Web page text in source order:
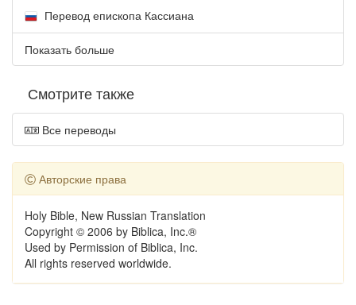
Перевод епископа Кассиана
Показать больше
Смотрите также
Все переводы
Авторские права
Holy Bible, New Russian Translation
Copyright © 2006 by Biblica, Inc.®
Used by Permission of Biblica, Inc.
All rights reserved worldwide.